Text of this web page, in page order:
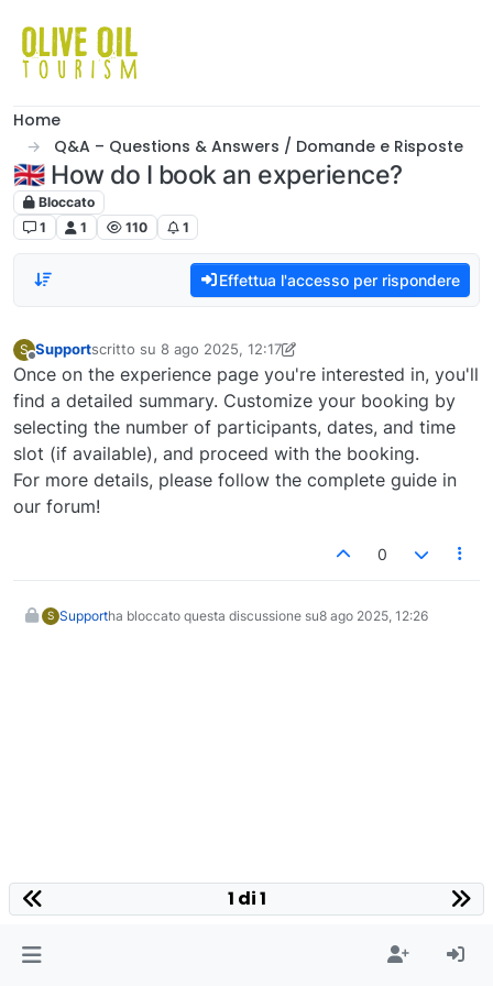
Home
Q&A – Questions & Answers / Domande e Risposte
🇬🇧 How do I book an experience?
Bloccato
1
1 110 1
Effettua l'accesso per rispondere
S
Non in linea
Supportscritto su 8 ago 2025, 12:17
ultima modifica di Support8 ago 2025, 12:23
Once on the experience page you're interested in, you'll
find a detailed summary. Customize your booking by
selecting the number of participants, dates, and time
slot (if available), and proceed with the booking.
For more details, please follow the complete guide in
our forum!
0
S Supportha bloccato questa discussione su8 ago 2025, 12:26
1 di 1